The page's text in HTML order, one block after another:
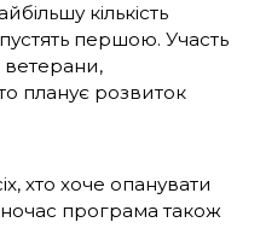
кількість
першою. Участь
ветерани,
планує розвиток
хто хоче опанувати
програма також